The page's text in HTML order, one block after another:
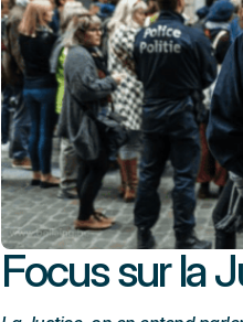
Focus sur la